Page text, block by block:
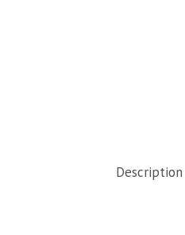
Description